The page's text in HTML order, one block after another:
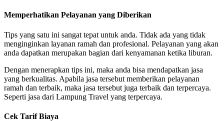
Memperhatikan Pelayanan yang Diberikan
Tips yang satu ini sangat tepat untuk anda. Tidak ada yang tidak
menginginkan layanan ramah dan profesional. Pelayanan yang akan
anda dapatkan merupakan bagian dari kenyamanan ketika liburan.
Dengan menerapkan tips ini, maka anda bisa mendapatkan jasa
yang berkualitas. Apabila jasa tersebut memberikan pelayanan
ramah dan terbaik, maka jasa tersebut juga terbaik dan terpercaya.
Seperti jasa dari Lampung Travel yang terpercaya.
Cek Tarif Biaya